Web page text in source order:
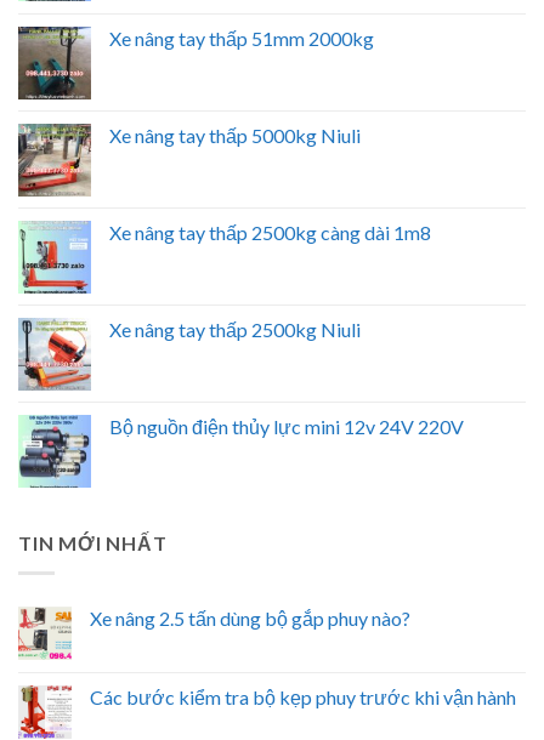
Xe nâng tay thấp 51mm 2000kg
Xe nâng tay thấp 5000kg Niuli
Xe nâng tay thấp 2500kg càng dài 1m8
Xe nâng tay thấp 2500kg Niuli
Bộ nguồn điện thủy lực mini 12v 24V 220V
TIN MỚI NHẤT
Xe nâng 2.5 tấn dùng bộ gắp phuy nào?
Các bước kiểm tra bộ kẹp phuy trước khi vận hành